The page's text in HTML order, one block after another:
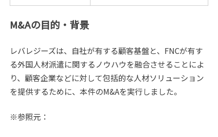
M&Aの目的・背景
レバレジーズは、自社が有する顧客基盤と、FNCが有す
る外国人材派遣に関するノウハウを融合させることによ
り、顧客企業などに対して包括的な人材ソリューション
を提供するために、本件のM&Aを実行しました。
※参照元：